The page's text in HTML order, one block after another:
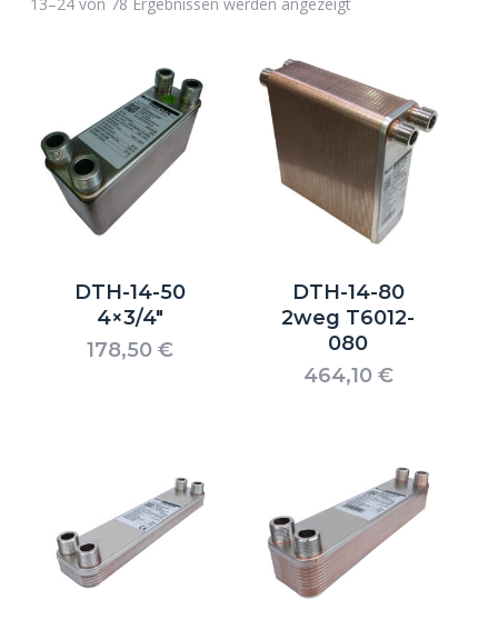
DTH-14-50
4×3/4″
178,50€
DTH-14-80
2weg T6012-
080
464,10 €